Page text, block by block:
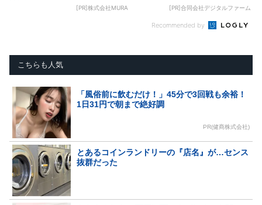
[PR]株式会社MURA [PR]合同会社デジタルファーム
Recommended by
こちらも人気
「風俗前に飲むだけ！」45分で3回戦も余裕！
1日31円で朝まで絶好調
PR(健商株式会社)
とあるコインランドリーの『店名』が…センス
抜群だった